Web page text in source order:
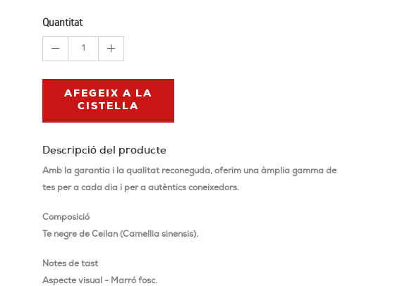
Quantitat
1
AFEGEIX A LA
CISTELLA
Descripció del producte
Amb la garantia i la qualitat reconeguda, oferim una àmplia gamma de
tes per a cada dia i per a autèntics coneixedors.
Composició
Te negre de Ceilan (Camellia sinensis).
Notes de tast
Aspecte visual - Marró fosc.